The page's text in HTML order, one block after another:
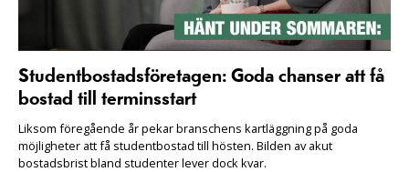
Studentbostadsföretagen: Goda chanser att få
bostad till terminsstart
Liksom föregående år pekar branschens kartläggning på goda
möjligheter att få studentbostad till hösten. Bilden av akut
bostadsbrist bland studenter lever dock kvar.